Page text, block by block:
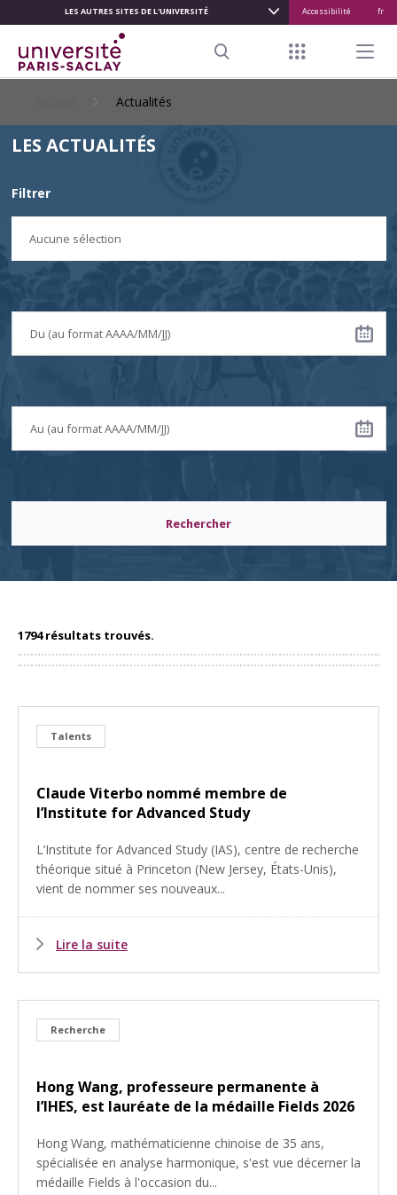
CONTENU
PRINCIPAL
LES AUTRES SITES DE L'UNIVERSITÉ Accessibilité fr
Menu Menu
Actualités
LES ACTUALITÉS
Filtrer
Aucune sélection
Rechercher
1794 résultats trouvés.
Talents
Claude Viterbo nommé membre de
l’Institute for Advanced Study
L’Institute for Advanced Study (IAS), centre de recherche
théorique situé à Princeton (New Jersey, États-Unis),
vient de nommer ses nouveaux...
Lire la suite
Recherche
Hong Wang, professeure permanente à
l’IHES, est lauréate de la médaille Fields 2026
Hong Wang, mathématicienne chinoise de 35 ans,
spécialisée en analyse harmonique, s'est vue décerner la
médaille Fields à l'occasion du...